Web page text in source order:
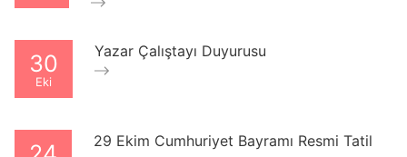
30
Eki
Yazar Çalıştayı Duyurusu
29 Ekim Cumhuriyet Bayramı Resmi Tatil